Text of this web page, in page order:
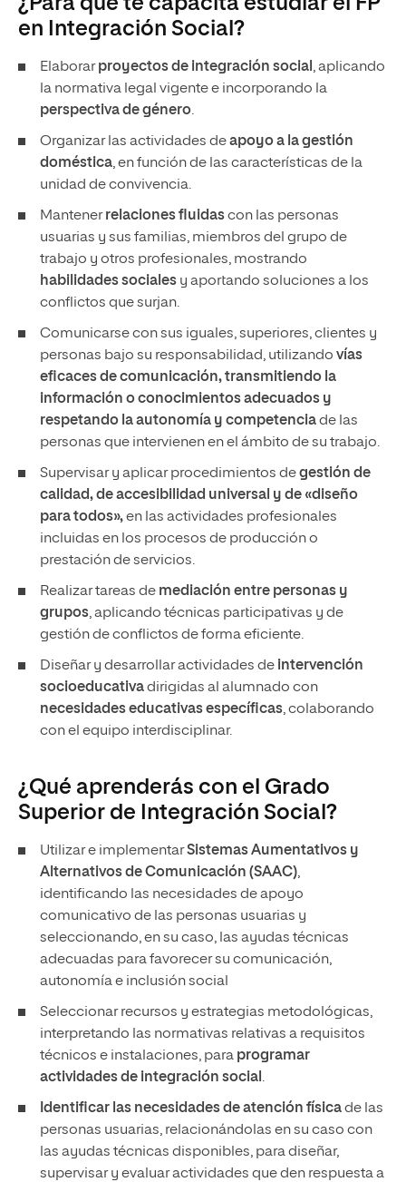
en Integración Social?
Elaborarproyectos de integración social , aplicando
la normativa legal vigente e incorporando la
perspectiva de género.
Organizar las actividades deapoyo a la gestión
doméstica, en función de las características de la
unidad de convivencia.
Mantenerrelaciones fluidascon las personas
usuarias y sus familias, miembros del grupo de
trabajo y otros profesionales, mostrando
habilidades sociales y aportando soluciones a los
conflictos que surjan.
Comunicarse con sus iguales, superiores, clientes y
personas bajo su responsabilidad, utilizando vías
eficaces de comunicación, transmitiendo la
información o conocimientos adecuados y
respetando la autonomía y competenciade las
personas que intervienen en el ámbito de su trabajo.
Supervisar y aplicar procedimientos degestión de
calidad, de accesibilidad universal y de «diseño
para todos»,en las actividades profesionales
incluidas en los procesos de producción o
prestación de servicios.
Realizar tareas de mediación entre personas y
grupos, aplicando técnicas participativas y de
gestión de conflictos de forma eficiente.
Diseñar y desarrollar actividades de intervención
socioeducativadirigidas al alumnado con
necesidades educativas específicas, colaborando
con el equipo interdisciplinar.
¿Qué aprenderás con el Grado
Superior de Integración Social?
Utilizar e implementarSistemas Aumentativos y
Alternativos de Comunicación (SAAC),
identificando las necesidades de apoyo
comunicativo de las personas usuarias y
seleccionando, en su caso, las ayudas técnicas
adecuadas para favorecer su comunicación,
autonomía e inclusión social
Seleccionar recursos y estrategias metodológicas,
interpretando las normativas relativas a requisitos
técnicos e instalaciones, para programar
actividades de integración social .
Identificar las necesidades de atención físicade las
personas usuarias, relacionándolas en su caso con
las ayudas técnicas disponibles, para diseñar,
supervisar y evaluar actividades que den respuesta a